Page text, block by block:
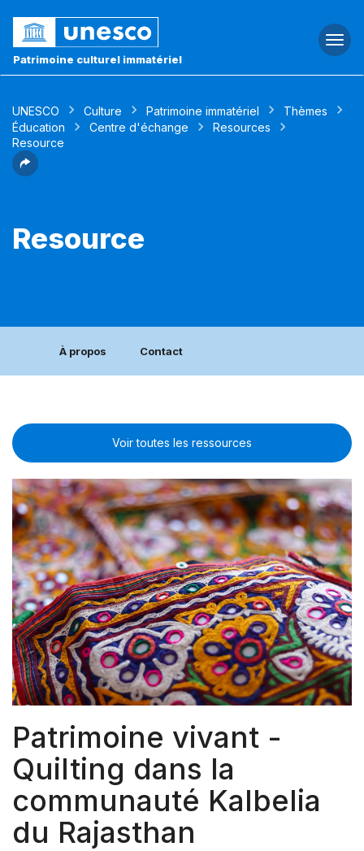
Patrimoine culturel immatériel
UNESCO Culture Patrimoine immatériel
Thèmes
Éducation
Centre d'échange
Resources
Resource
Resource
À propos Contact
Voir toutes les ressources
Patrimoine vivant -
Quilting dans la
communauté Kalbelia
du Rajasthan